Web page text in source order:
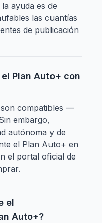
ayuda es de
las cuantías
de publicación
Plan Auto+ con
compatibles —
embargo,
autónoma y de
el Plan Auto+ en
el portal oficial de
el
Auto+?